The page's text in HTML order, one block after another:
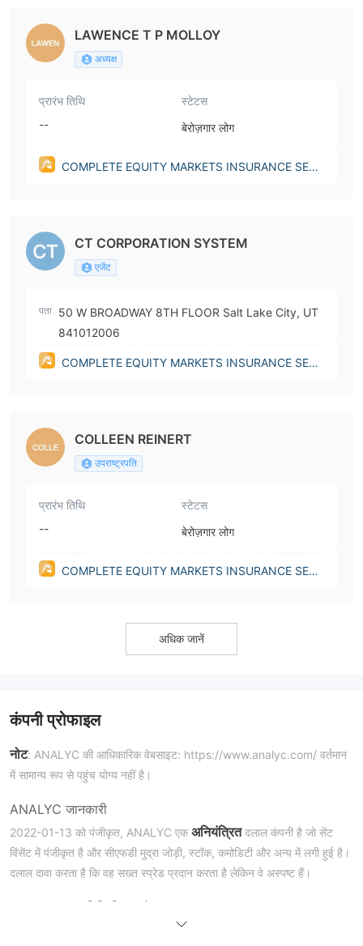
LAWENCE T P MOLLOY
अध्यक्ष
प्रारंभ तिथि
--
स्टेटस
बेरोज़गार लोग
COMPLETE EQUITY MARKETS INSURANCE SERV
CT CORPORATION SYSTEM
एजेंट
पता 50 W BROADWAY 8TH FLOOR Salt Lake City, UT
841012006
COMPLETE EQUITY MARKETS INSURANCE SERV
COLLEEN REINERT
उपराष्ट्रपति
प्रारंभ तिथि
--
स्टेटस
बेरोज़गार लोग
COMPLETE EQUITY MARKETS INSURANCE SERV
अधिक जानें
कंपनी प्रोफाइल
नोट: ANALYC की आधिकारिक वेबसाइट: https://www.analyc.com/ वर्तमान
में सामान्य रूप से पहुंच योग्य नहीं है।
ANALYC जानकारी
2022-01-13 को पंजीकृत, ANALYC एकअनियंत्रितदलाल कंपनी है जो सेंट
विंसेंट में पंजीकृत है और सीएफडी मुद्रा जोड़ी, स्टॉक, कमोडिटी और अन्य में लगी हुई है।
दलाल दावा करता है कि वह सख्त स्प्रेड प्रदान करता है लेकिन वे अस्पष्ट हैं।
ANALYC अनियंत्रित है, जो व्यापार गैर-संगठनता को बढ़ाएगा और व्यापारियों के निवेश